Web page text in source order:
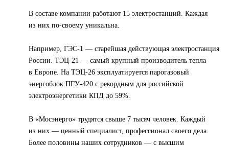
В составе компании работают 15 электростанций. Каждая
из них по-своему уникальна.
Например, ГЭС-1 — старейшая действующая электростанция
России. ТЭЦ-21 — самый крупный производитель тепла
в Европе. На ТЭЦ-26 эксплуатируется парогазовый
энергоблок ПГУ-420 с рекордным для российской
электроэнергетики КПД до 59%.
В «Мосэнерго» трудятся свыше 7 тысяч человек. Каждый
из них — ценный специалист, профессионал своего дела.
Более половины наших сотрудников — с высшим